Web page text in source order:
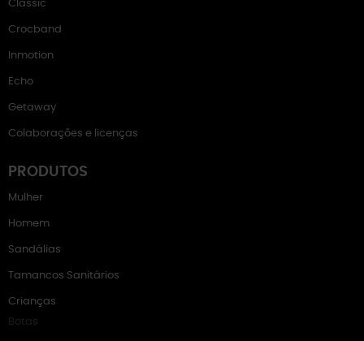
Classic
Crocband
Inmotion
Echo
Getaway
Colaborações e licenças
PRODUTOS
Mulher
Homem
Sandálias
Tamancos Sanitários
Crianças
Botas